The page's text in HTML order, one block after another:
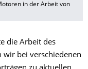
in der Arbeit von
die Arbeit des
wir bei verschiedenen